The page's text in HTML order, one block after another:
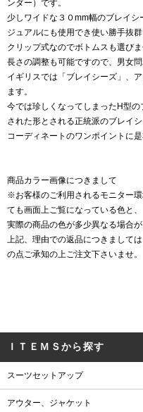
ンダー）です。
少しワイドな３０mm幅のブレイ
ジュアルにも使用でき使い勝手抜群
クリップ式なのでボトムスも選びま
長さの調整も可能ですので、男女問
イギリスでは「ブレイシーズ」、
ます。
今では珍しくなってしまったH型
された形とされる正統派のブレイシ
コーディネートのワンポイントに
商品カラー画像につきまして
※お客様のご利用されるモニター
ても画面上ご覧になっている色と、
実際の商品の色が多少異なる場合
上記、理由での返品につきまして
の点ご承知の上ご注文下さいませ。
ＩＴＥＭＳから探す
スーツセットアップ
アウター、ジャケット